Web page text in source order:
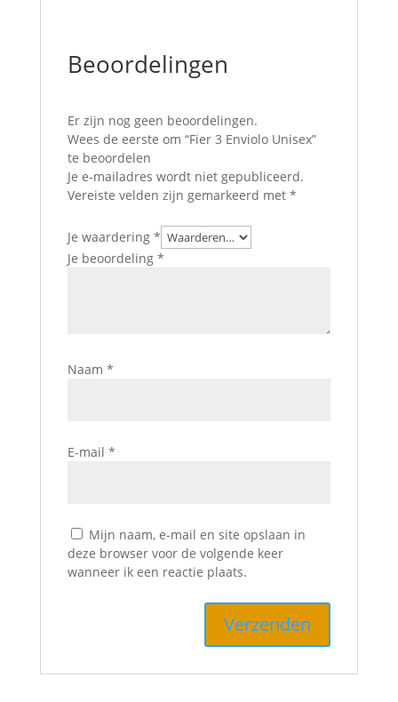
Beoordelingen
Er zijn nog geen beoordelingen.
Wees de eerste om “Fier 3 Enviolo Unisex”
te beoordelen
Je e-mailadres wordt niet gepubliceerd.
Vereiste velden zijn gemarkeerd met *
Je waardering *
Je beoordeling *
Naam *
E-mail *
Mijn naam, e-mail en site opslaan in
deze browser voor de volgende keer
wanneer ik een reactie plaats.